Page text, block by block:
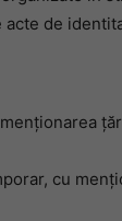
de
cu